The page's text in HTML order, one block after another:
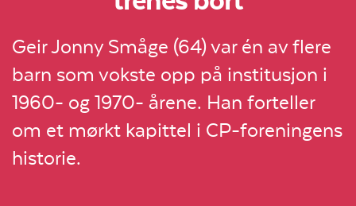
Geir Jonny Småge (64) var én av flere
barn som vokste opp på institusjon i
1960- og 1970- årene. Han forteller
om et mørkt kapittel i CP-foreningens
historie.